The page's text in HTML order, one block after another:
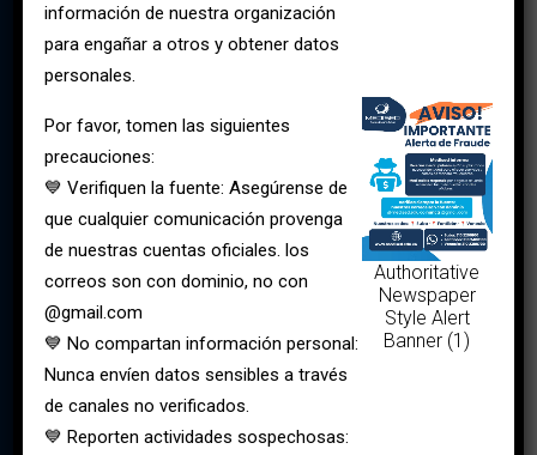
Sede Norte (Suba):Calle 146 C bis No 91-59
información de nuestra organización
para engañar a otros y obtener datos
personales.
Por favor, tomen las siguientes
precauciones:
💙 Verifiquen la fuente: Asegúrense de
que cualquier comunicación provenga
de nuestras cuentas oficiales. los
correos son con dominio, no con
@gmail.com
💙 No compartan información personal:
Nunca envíen datos sensibles a través
de canales no verificados.
💙 Reporten actividades sospechosas:
Authoritative
Newspaper
Style Alert
Banner (1)